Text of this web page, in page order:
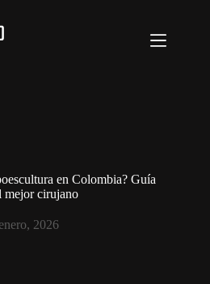
en Colombia? Guía
mejor cirujano
2026